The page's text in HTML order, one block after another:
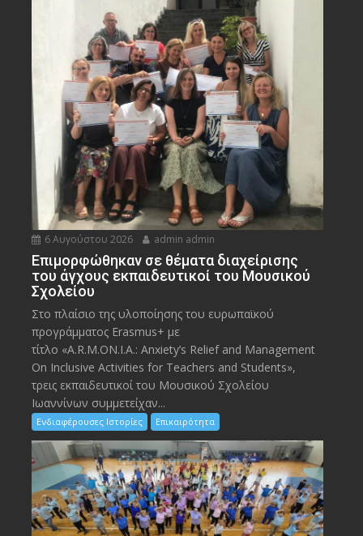
6 Αυγούστου 2026 admin admin
Eπιμορφώθηκαν σε θέματα διαχείρισης
του άγχους εκπαιδευτικοί του Μουσικού
Σχολείου
Στο πλαίσιο της υλοποίησης του ευρωπαϊκού
προγράμματος Erasmus+ με
τίτλο «A.R.M.ON.I.A.: Anxiety’s Relief and Management
On Inclusive Activities for Teachers and Students»,
τρεις εκπαιδευτικοί του Μουσικού Σχολείου
Ιωαννίνων συμμετείχαν...
Ενδιαφέρουσες Ιστορίες Επικαιρότητα